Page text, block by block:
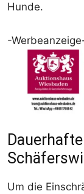
Hunde.
-
Um die